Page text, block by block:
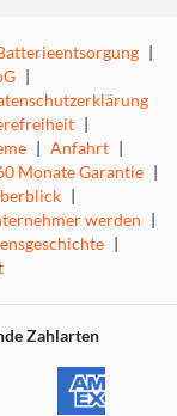
|
|
|
| Anfahrt |
Monate Garantie |
|
werden |
|
Zahlarten